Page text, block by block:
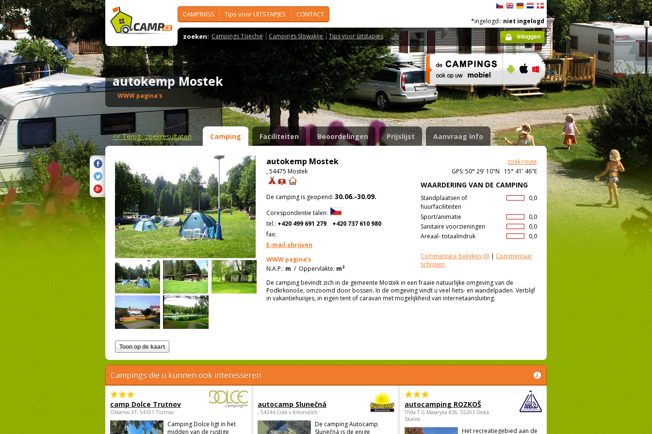
CAMPINGS Tips voor UITSTAPJES CONTACT
zoeken: Campings Tsjechië Campings Slowakije Tips voor uitstapjes
*ingelogd:: niet ingelogd
Inloggen
autokemp Mostek
WWW pagina's
<<Terug- zoekresultaten Camping Faciliteiten Beoordelingen Prijslijst Aanvraag info
autokemp Mostek
zoek route
, 54475 Mostek
GPS: 50° 29' 10"N 15° 41' 46"E
WAARDERING VAN DE CAMPING
0,0
Standplaatsen of
huurfaciliteiten
0,0
Sport/animatie
0,0
Sanitaire voorzieningen
0,0
Areaal- totaalindruk
Commentare bekijken (0) | Commentaar
schrijven
De camping is geopend: 30.06.-30.09.
Corespondentie talen:
tel.: +420 499 691 279
+420 737 610 980
fax:
E-mail shrijven
WWW pagina's
N.A.P.: m / Oppervlakte: m2
De camping bevindt zich in de gemeente Mostek in een fraaie natuurlijke omgeving van de
Podkrkonoše, omzoomd door bossen. In de omgeving vindt u veel fiets- en wandelpaden. Verblijf
in vakantiehuisjes, in eigen tent of caravan met mogelijkheid van internetaansluiting.
Campings die u kunnen ook interesseren
camp Dolce Trutnov
Oblanov 37, 54101 Trutnov
Camping Dolce ligt in het
midden van de rustige
autocamp Slunečná
, 54344 Čistá v Krkonoších
De camping Autocamp
Slunečná is de enige
autocamping ROZKOŠ
Třída.T.G.Masaryka 836, 55203 Česká
Skalice
Het recreatiegebied aan de